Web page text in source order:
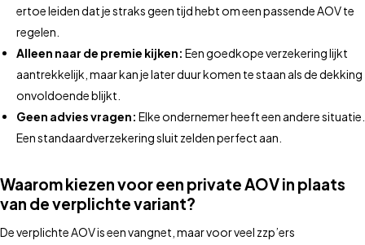
ertoe leiden dat je straks geen tijd hebt om een passende AOV te
regelen.
Alleen naar de premie kijken: Een goedkope verzekering lijkt
aantrekkelijk, maar kan je later duur komen te staan als de dekking
onvoldoende blijkt.
Geen advies vragen: Elke ondernemer heeft een andere situatie.
Een standaardverzekering sluit zelden perfect aan.
Waarom kiezen voor een private AOV in plaats
van de verplichte variant?
De verplichte AOV is een vangnet, maar voor veel zzp’ers